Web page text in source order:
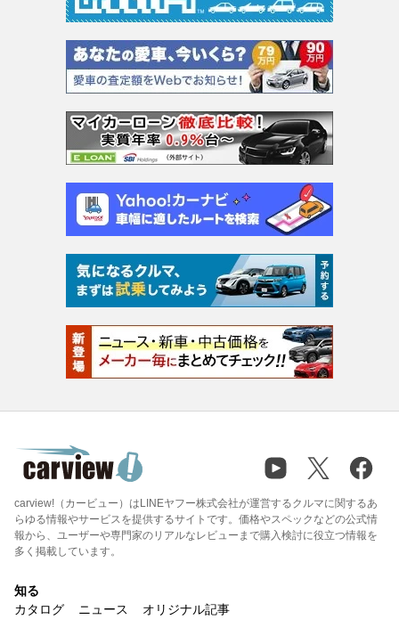
carview!（カービュー）はLINEヤフー株式会社が運営するクルマに関するあ
らゆる情報やサービスを提供するサイトです。価格やスペックなどの公式情
報から、ユーザーや専門家のリアルなレビューまで購入検討に役立つ情報を
多く掲載しています。
知る
カタログ
ニュース オリジナル記事